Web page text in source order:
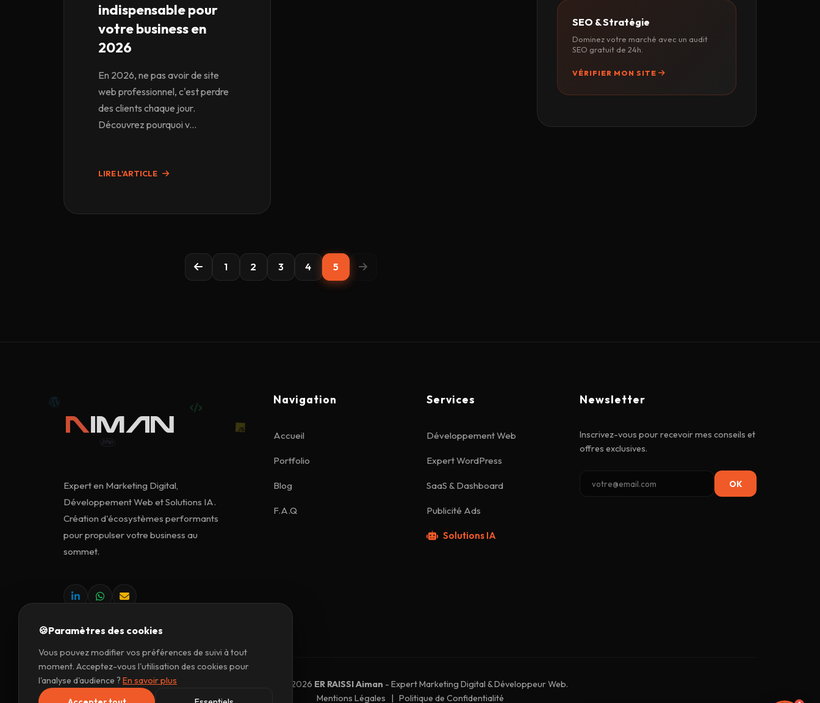
indispensable pour
votre business en
2026
En 2026, ne pas avoir de site
web professionnel, c'est perdre
des clients chaque jour.
Découvrez pourquoi v...
LIRE L'ARTICLE
1 2 3 4 5
SEO & Stratégie
Dominez votre marché avec un audit
SEO gratuit de 24h.
VÉRIFIER MON SITE
Expert en Marketing Digital,
Développement Web et Solutions IA.
Création d'écosystèmes performants
pour propulser votre business au
sommet.
Navigation
Accueil
Portfolio
Blog
F.A.Q
Services
Développement Web
Expert WordPress
SaaS & Dashboard
Publicité Ads
Solutions IA
Newsletter
Inscrivez-vous pour recevoir mes conseils et
offres exclusives.
OK
© 2020 - 2026 ER RAISSI Aiman - Expert Marketing Digital & Développeur Web.
Mentions Légales | Politique de Confidentialité
🍪Paramètres des cookies
Vous pouvez modifier vos préférences de suivi à tout
moment. Acceptez-vous l'utilisation des cookies pour
l'analyse d'audience ? En savoir plus